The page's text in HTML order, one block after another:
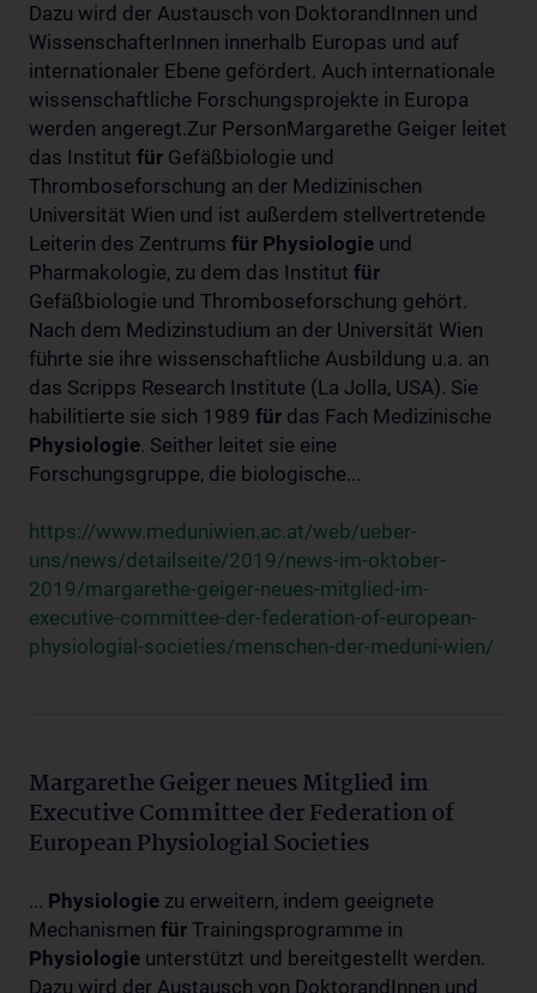
Dazu wird der Austausch von DoktorandInnen und
WissenschafterInnen innerhalb Europas und auf
internationaler Ebene gefördert. Auch internationale
wissenschaftliche Forschungsprojekte in Europa
werden angeregt.Zur PersonMargarethe Geiger leitet
das Institut für Gefäßbiologie und
Thromboseforschung an der Medizinischen
Universität Wien und ist außerdem stellvertretende
Leiterin des Zentrums für Physiologie und
Pharmakologie, zu dem das Institut für
Gefäßbiologie und Thromboseforschung gehört.
Nach dem Medizinstudium an der Universität Wien
führte sie ihre wissenschaftliche Ausbildung u.a. an
das Scripps Research Institute (La Jolla, USA). Sie
habilitierte sie sich 1989 für das Fach Medizinische
Physiologie. Seither leitet sie eine
Forschungsgruppe, die biologische...
https://www.meduniwien.ac.at/web/ueber-
uns/news/detailseite/2019/news-im-oktober-
2019/margarethe-geiger-neues-mitglied-im-
executive-committee-der-federation-of-european-
physiologial-societies/menschen-der-meduni-wien/
Margarethe Geiger neues Mitglied im
Executive Committee der Federation of
European Physiologial Societies
... Physiologie zu erweitern, indem geeignete
Mechanismen für Trainingsprogramme in
Physiologie unterstützt und bereitgestellt werden.
Dazu wird der Austausch von DoktorandInnen und